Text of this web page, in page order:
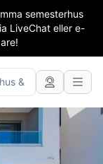
semesterhus
LiveChat eller e-